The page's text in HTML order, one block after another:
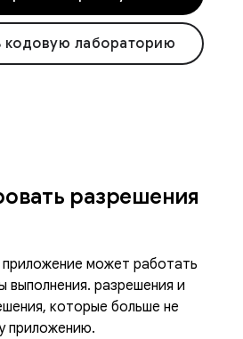
кодовую лабораторию
разрешения
приложение может работать
выполнения. разрешения и
которые больше не
приложению.